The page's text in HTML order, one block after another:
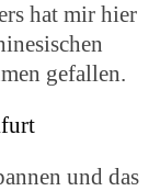
hat mir hier
gefallen.
und das